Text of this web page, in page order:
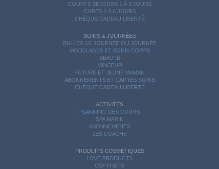
COURTS SÉJOURS 1 À 3 JOURS
CURES 4 À 6 JOURS
CHÈQUE CADEAU LIBERTÉ
SOINS & JOURNÉES
BULLES 1/2 JOURNÉE OU JOURNÉE
MODELAGES ET SOINS CORPS
BEAUTÉ
MINCEUR
FUTURE ET JEUNE MAMAN
ABONNEMENTS ET CARTES SOINS
CHÈQUE CADEAU LIBERTÉ
ACTIVITÉS
PLANNING DES COURS
SPA MARIN
ABONNEMENTS
LES COACHS
PRODUITS COSMÉTIQUES
LOVE PRODUCTS
COFFRETS